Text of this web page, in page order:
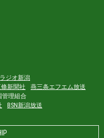
ジオ新潟
條新聞社
燕三条エフエム放送
管理組合
BSN新潟放送